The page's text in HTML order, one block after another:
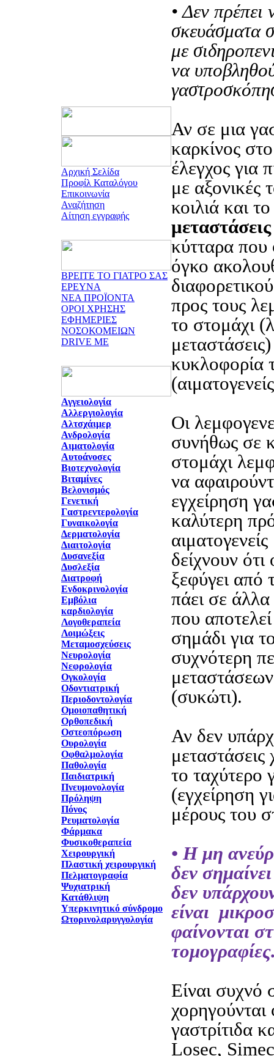
Αρχική Σελίδα
Προφίλ Καταλόγου
Επικοινωνία
Αναζήτηση
Αίτηση εγγραφής
ΒΡΕΙΤΕ ΤΟ ΓΙΑΤΡΟ ΣΑΣ
ΕΡΕΥΝΑ
ΝΕΑ ΠΡΟΪΟΝΤΑ
ΟΡΟΙ ΧΡΗΣΗΣ
ΕΦΗΜΕΡΙΕΣ
ΝΟΣΟΚΟΜΕΙΩΝ
DRIVE ME
Αγγειολογία
Αλλεργιολογία
Αλτσχάιμερ
Ανδρολογία
Αιματολογία
Αυτοάνοσες
Βιοτεχνολογία
Βιταμίνες
Βελονισμός
Γενετική
Γαστρεντερολογία
Γυναικολογία
Δερματολογία
Διαιτολογία
Δυσανεξία
Δυσλεξία
Διατροφή
Ενδοκρινολογία
Εμβόλια
καρδιολογία
Λογοθεραπεία
Λοιμώξεις
Μεταμοσχεύσεις
Νευρολογία
Νεφρολογία
Ογκολογία
Οδοντιατρική
Περιοδοντολογία
Ομοιοπαθητική
Ορθοπεδική
Οστεοπόρωση
Ουρολογία
Οφθαλμολογία
Παθολογία
Παιδιατρική
Πνευμονολογία
Πρόληψη
Πόνος
Ρευματολογία
Φάρμακα
Φυσικοθεραπεία
Χειρουργική
Πλαστική χειρουργική
Πελματογραφία
Ψυχιατρική
Κατάθλιψη
Υπερκινητικό σύνδρομο
Ωτορινολαρυγγολογία
• Δεν πρέπει
σκευάσματα
με
να
Αν σε μια
καρκίνος
έλεγχος για
με αξονικές
κοιλιά και
μεταστάσεις
κύτταρα
όγκο
προς τους
το στομάχι
κυκλοφορία
Οι
συνήθως σε
στομάχι
να
εγχείρηση
καλύτερη
δείχνουν ότι
ξεφύγει από
πάει σε
που
σημάδι για
συχνότερη
(συκώτι).
Αν δεν
μεταστάσεις
το ταχύτερο
(εγχείρηση
μέρους του
• Η μη
δεν
δεν
είναι
φαίνονται
Είναι
γαστρίτιδα
Losec,